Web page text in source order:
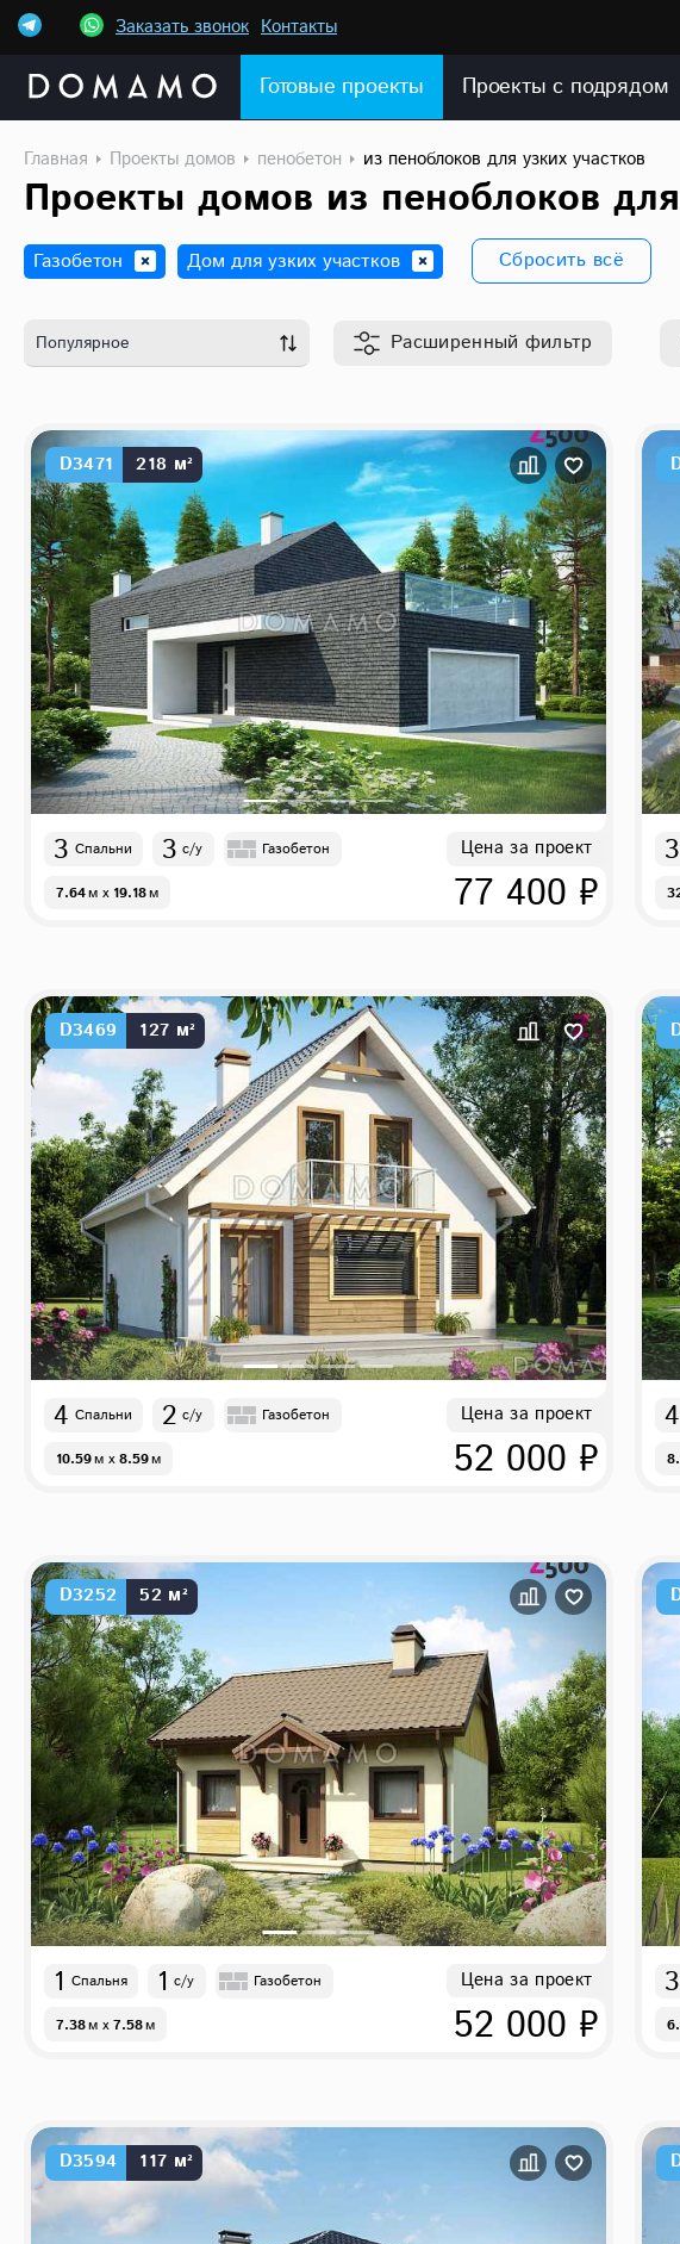
Заказать звонок Контакты
Готовые проекты Проекты с подрядом
Главная Проекты домов пенобетон из пеноблоков для узких участков
Проекты домов из пеноблоков для
Газобетон Дом для узких участков Сбросить всё
Популярное Расширенный фильтр
D3471 218 м²
3 Спальни 3 с/у Газобетон
7.64м x 19.18м
Цена за проект
77 400 ₽
3
D3469 127 м²
4 Спальни 2 с/у Газобетон
10.59м x 8.59м
Цена за проект
52 000 ₽
4
D3252 52 м²
1 Спальня 1 с/у Газобетон
7.38м x 7.58м
Цена за проект
52 000 ₽
3
D3594 117 м²